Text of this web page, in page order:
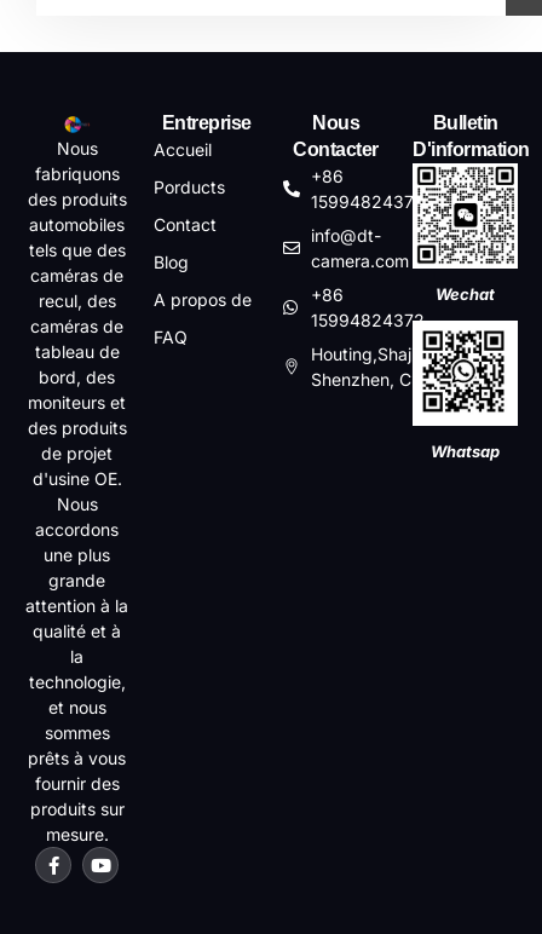
Nous
fabriquons
des produits
automobiles
tels que des
caméras de
recul, des
caméras de
tableau de
bord, des
moniteurs et
des produits
de projet
d'usine OE.
Nous
accordons
une plus
grande
attention à la
qualité et à
la
technologie,
et nous
sommes
prêts à vous
fournir des
produits sur
mesure.
Entreprise
Accueil
Porducts
Contact
Blog
A propos de
FAQ
Nous
Contacter
+86
15994824372
info@dt-
camera.com
+86
15994824372
Houting,Shajin,Baoan,
Shenzhen, China
Bulletin
D'information
Wechat
Whatsap